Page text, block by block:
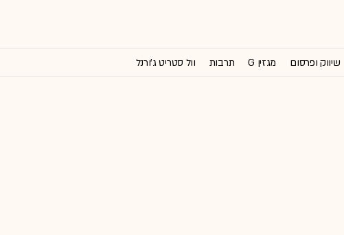
שיווק ופרסום מגזין G תרבות וול סטריט ג'ורנל